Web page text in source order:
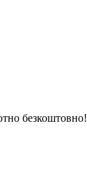
безкоштовно!